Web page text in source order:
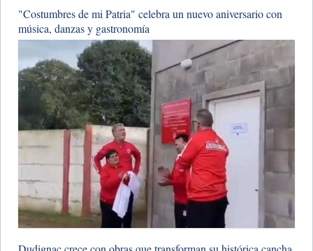
"Costumbres de mi Patria" celebra un nuevo aniversario con
música, danzas y gastronomía